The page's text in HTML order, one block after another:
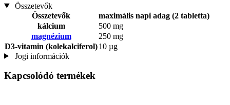
Összetevők
Összetevők
maximális napi adag (2 tabletta)
kálcium
500 mg
magnézium
250 mg
D3-vitamin (kolekalciferol)10 µg
Jogi információk
Kapcsolódó termékek